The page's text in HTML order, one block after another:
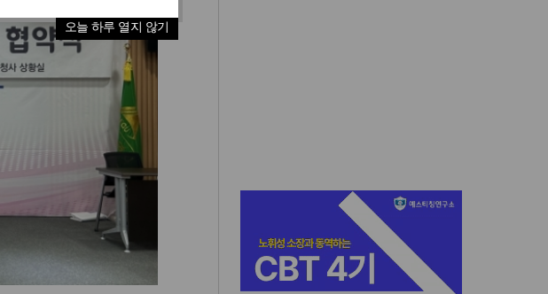
오늘 하루 열지 않기